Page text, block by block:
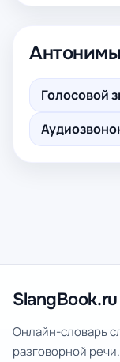
Антонимы
Голосовой
SlangBook.ru
Онлайн-словарь
разговорной